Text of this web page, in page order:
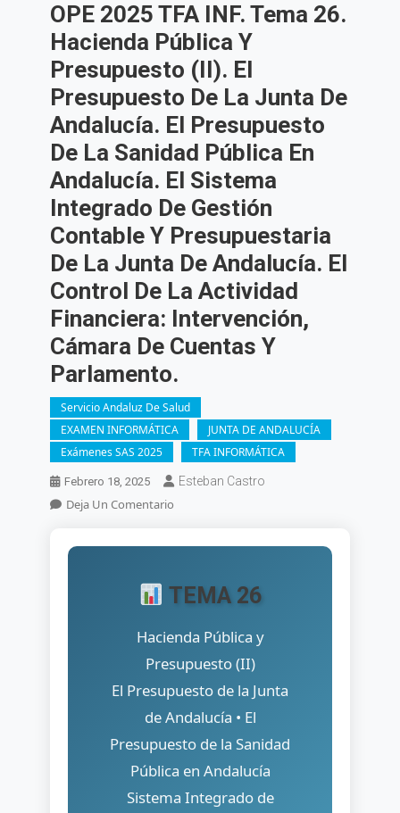
OPE 2025 TFA INF. Tema 26.
Hacienda Pública Y
Presupuesto (II). El
Presupuesto De La Junta De
Andalucía. El Presupuesto
De La Sanidad Pública En
Andalucía. El Sistema
Integrado De Gestión
Contable Y Presupuestaria
De La Junta De Andalucía. El
Control De La Actividad
Financiera: Intervención,
Cámara De Cuentas Y
Parlamento.
Servicio Andaluz De Salud
EXAMEN INFORMÁTICA
JUNTA DE ANDALUCÍA
Exámenes SAS 2025
TFA INFORMÁTICA
Febrero 18, 2025 Esteban Castro
Deja Un ComentarioEn
2025
INF.
Tema
Hacienda
Pública
Y
Presupuesto
El
Presupuesto
De
TEMA 26
Hacienda Pública y
Presupuesto (II)
El Presupuesto de la Junta
de Andalucía • El
Presupuesto de la Sanidad
Pública en Andalucía
Sistema Integrado de